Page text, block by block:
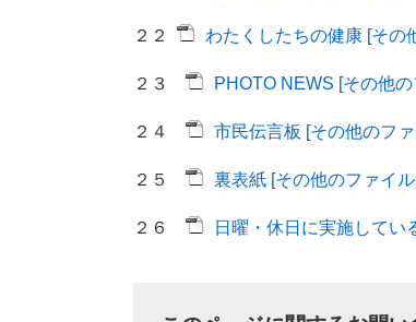
２２ わたくしたちの健康 [その
２３ PHOTO NEWS [その他
２４ 市民伝言板 [その他のフ
２５ 裏表紙 [その他のファイ
２６ 日曜・休日に実施してい